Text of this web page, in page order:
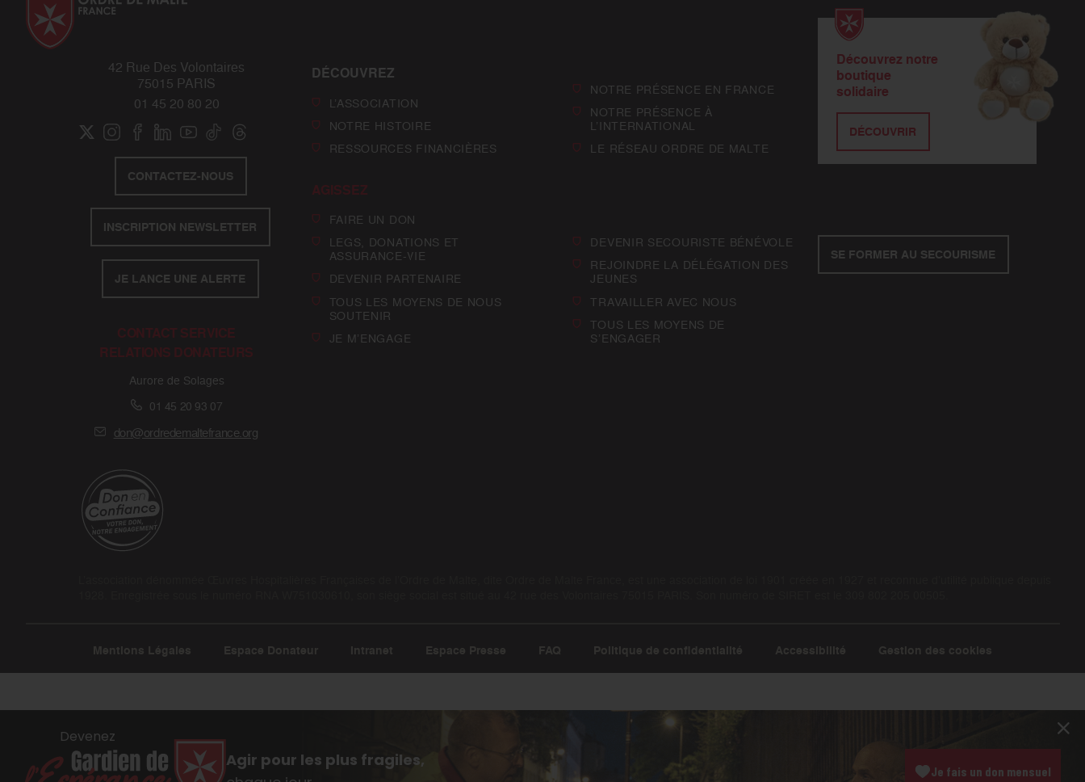
42 Rue Des Volontaires
75015 PARIS
01 45 20 80 20
CONTACTEZ-NOUS
INSCRIPTION NEWSLETTER
JE LANCE UNE ALERTE
CONTACT SERVICE
RELATIONS DONATEURS
Aurore de Solages
01 45 20 93 07
don@ordredemaltefrance.org
DÉCOUVREZ
L’ASSOCIATION
NOTRE HISTOIRE
RESSOURCES FINANCIÈRES
NOTRE PRÉSENCE EN FRANCE
NOTRE PRÉSENCE À
L’INTERNATIONAL
LE RÉSEAU ORDRE DE MALTE
Découvrez notre
boutique
solidaire
DÉCOUVRIR
AGISSEZ
FAIRE UN DON
LEGS, DONATIONS ET
ASSURANCE-VIE
DEVENIR PARTENAIRE
TOUS LES MOYENS DE NOUS
SOUTENIR
JE M’ENGAGE
DEVENIR SECOURISTE BÉNÉVOLE
REJOINDRE LA DÉLÉGATION DES
JEUNES
TRAVAILLER AVEC NOUS
TOUS LES MOYENS DE
S’ENGAGER
SE FORMER AU SECOURISME
Mentions Légales Espace Donateur Intranet Espace Presse FAQ Politique de confidentialité Accessibilité Gestion des cookies
Devenez
Agir pour les plus fragiles,
Je fais un don mensuel